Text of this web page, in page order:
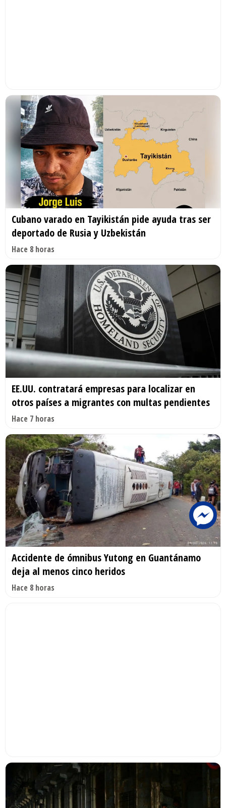
Cubano varado en Tayikistán pide ayuda tras ser
deportado de Rusia y Uzbekistán
Hace 8 horas
EE.UU. contratará empresas para localizar en
otros países a migrantes con multas pendientes
Hace 7 horas
Accidente de ómnibus Yutong en Guantánamo
deja al menos cinco heridos
Hace 8 horas